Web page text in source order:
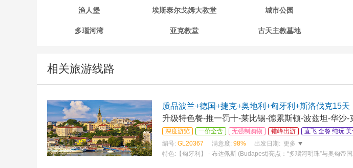
渔人堡 埃斯泰尔戈姆大教堂 城市公园
多瑙河湾 亚克教堂 古天主教墓地
相关旅游线路
质品波兰+德国+捷克+奥地利+匈牙利+斯洛伐克15天
升级特色餐-推一罚十-莱比锡-德累斯顿-波兹坦-华沙-
深度游览 一价全含 无强制购物 错峰出游
直飞 全餐 纯玩
编号: GL20367 满意度: 98% 出发日期: 更多
特色: 【匈牙利】 - 布达佩斯 (Budapest)亮点：“多瑙河明珠”与奥匈帝